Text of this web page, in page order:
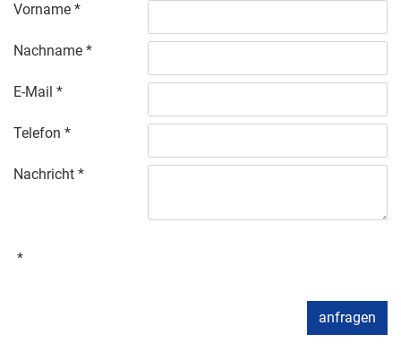
Vorname
Nachname
E-Mail
Telefon
Nachricht
anfragen